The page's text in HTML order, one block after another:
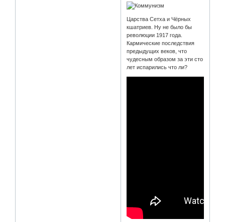
Царства Сетха и Чёрных
кшатриев. Ну не было бы
революции 1917 года.
Кармические последствия
предыдущих веков, что
чудесным образом за эти сто
лет испарились что ли?